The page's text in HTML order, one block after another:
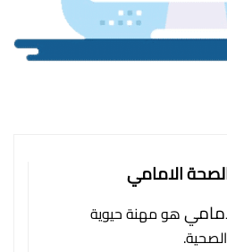
الامامي
هو مهنة حيوية